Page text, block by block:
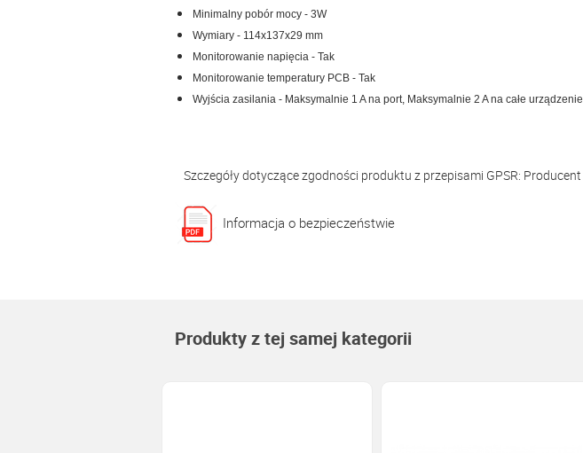
Minimalny pobór mocy - 3W
Wymiary - 114x137x29 mm
Monitorowanie napięcia - Tak
Monitorowanie temperatury PCB - Tak
Wyjścia zasilania - Maksymalnie 1 A na port, Maksymalnie 2 A na całe urządzenie
Szczegóły dotyczące zgodności produktu z przepisami GPSR: Producent
Informacja o bezpieczeństwie
Produkty z tej samej kategorii